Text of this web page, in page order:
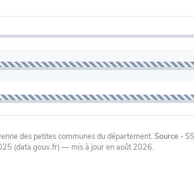
des petites communes du département. Source -
(data.gouv.fr) — mis à jour en août 2026.